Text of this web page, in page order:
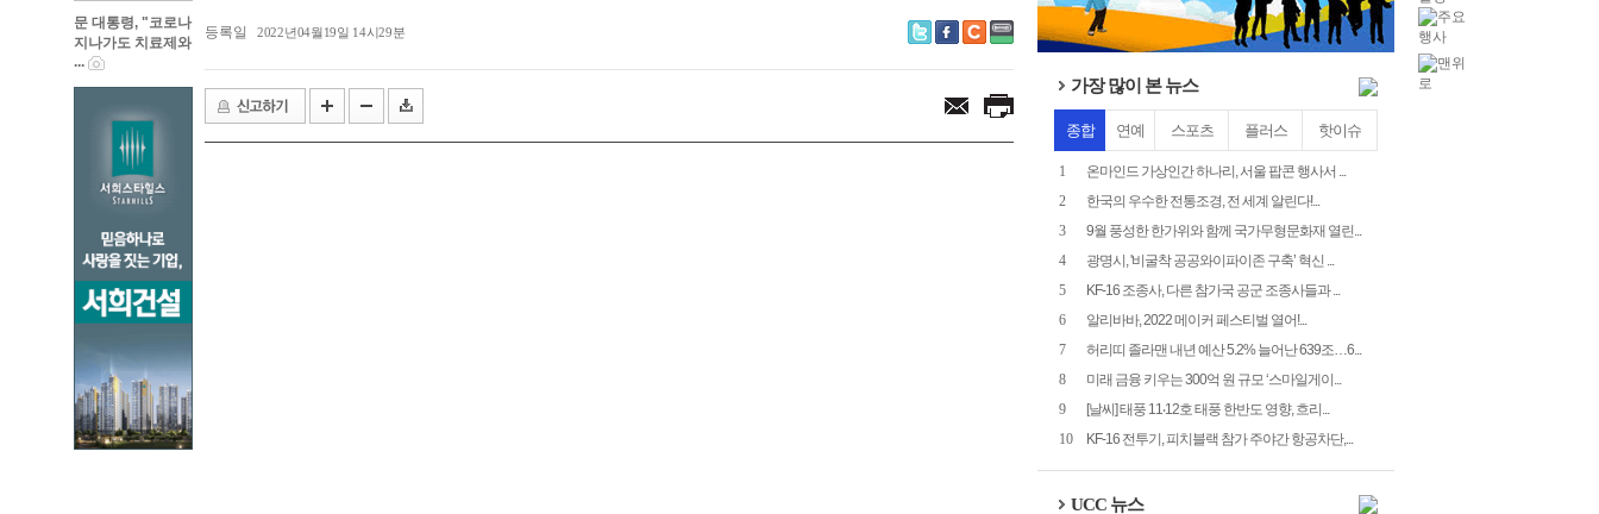
문 대통령, "코로나
지나가도 치료제와
...
등록일 2022년04월19일 14시29분
가장 많이 본 뉴스
종합 연예 스포츠 플러스 핫이슈
1
온마인드 가상인간 하나리, 서울 팝콘 행사서 ...
2
한국의 우수한 전통조경, 전 세계 알린다!...
3
9월 풍성한 한가위와 함께 국가무형문화재 열린...
4
광명시, '비굴착 공공와이파이존 구축’ 혁신 ...
5
KF-16 조종사, 다른 참가국 공군 조종사들과 ...
6
알리바바, 2022 메이커 페스티벌 열어!...
7
허리띠 졸라맨 내년 예산 5.2% 늘어난 639조…6...
8
미래 금융 키우는 300억 원 규모 ‘스마일게이...
9
[날씨] 태풍 11‧12호 태풍 한반도 영향, 흐리...
10
KF-16 전투기, 피치블랙 참가 주야간 항공차단,...
UCC 뉴스